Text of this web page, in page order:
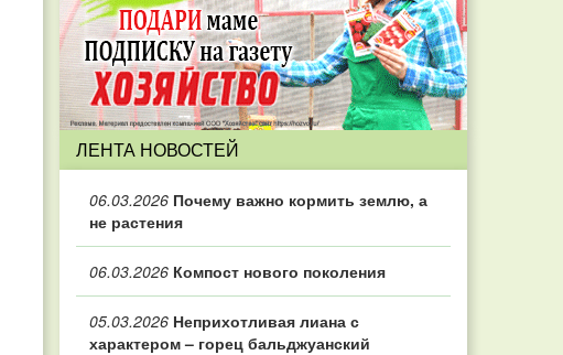
ЛЕНТА НОВОСТЕЙ
06.03.2026 Почему важно кормить землю, а
не растения
06.03.2026 Компост нового поколения
05.03.2026 Неприхотливая лиана с
характером – горец бальджуанский